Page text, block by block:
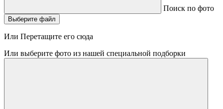
Поиск по фото
Выберите файл
Или Перетащите его сюда
Или выберите фото из нашей специальной подборки